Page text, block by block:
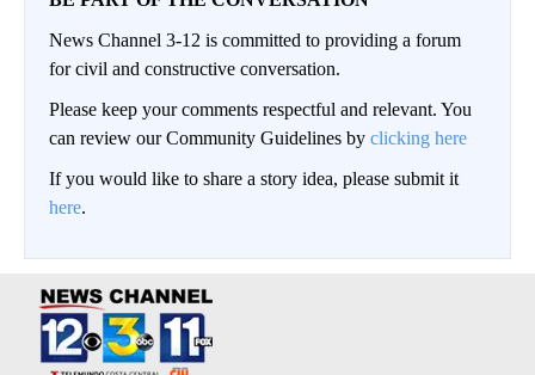
News Channel 3-12 is committed to providing a forum
for civil and constructive conversation.
Please keep your comments respectful and relevant. You
can review our Community Guidelines by clicking here
If you would like to share a story idea, please submit it
here.